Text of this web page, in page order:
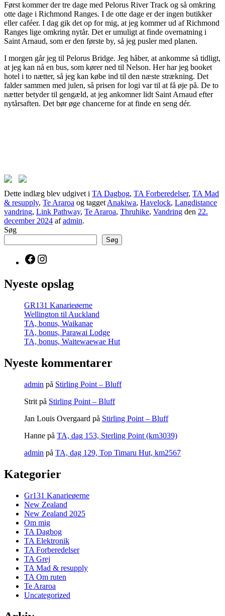
Først kommer der tre dage med Pelorus River Track og så omkring
otte dage i Richmond Ranges. I de otte dage er der ingen butikker
eller caféer. I dag gik det op for mig, at jeg kommer ud af Richmond
Ranges lige omkring nytår. Det er umuligt at finde overnatning i
Saint Arnaud, som er den første by, så jeg pusler med planen.
I morgen går jeg til Pelorus Bridge. Jeg håber, at ankomme så tidligt,
at jeg kan nå en bus, som kører ned til Nelson. Her har jeg booket
hotel i to nætter, så jeg kan købe ind til den næste strækning. Det
falder sammen med julen, så prisen for logi var til at få øje på. De to
nætter betyder til gengæld, at jeg ankomner lidt Saint Arnaud efter
nytårsaften. Det bør øge chancerne for at finde en seng dér.
Dette indlæg blev udgivet i TA Dagbog, TA Forberedelser, TA Mad
& resupply, Te Araroa og tagget Anakiwa, Havelock, Langdistance
vandring, Link Pathway, Te Araroa, Thruhike, Vandring den 22.
december 2024 afadmin.
Søg
Søg
Facebook
Nyeste opslag
GR131 Kanarieøerne
Wellington til Auckland
TA, bonus, Waikanae
TA, bonus, Parawai Lodge
TA, bonus, Waitewaewae Hut
Nyeste kommentarer
admin på Stirling Point – Bluff
Strit på Stirling Point – Bluff
Jan Louis Overgaard på Stirling Point – Bluff
Hanne på TA, dag 153, Sterling Point (km3039)
admin på TA, dag 129, Top Timaru Hut, km2567
Kategorier
Gr131 Kanarieøerne
New Zealand
New Zealand 2025
Om mig
TA Dagbog
TA Elektronik
TA Forberedelser
TA Grej
TA Mad & resupply
TA Om ruten
Te Araroa
Uncategorized